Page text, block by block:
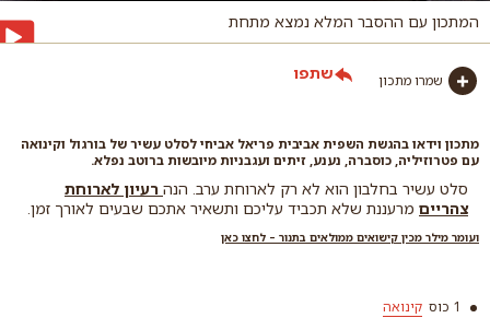
המתכון עם ההסבר המלא נמצא מתחת
שמרו מתכון שתפו
מתכון וידאו בהגשת השפית אביבית פריאל אביחי לסלט עשיר של בורגול וקינואה
עם פטרוזיליה, כוסברה, נענע, זיתים ועגבניות מיובשות ברוטב נפלא.
סלט עשיר בחלבון הוא לא רק לארוחת ערב. הנה רעיון לארוחת
צהריים מרעננת שלא תכביד עליכם ותשאיר אתכם שבעים לאורך זמן.
ועומר מילר מכין קישואים ממולאים בתנור – לחצו כאן
1 כוס קינואה